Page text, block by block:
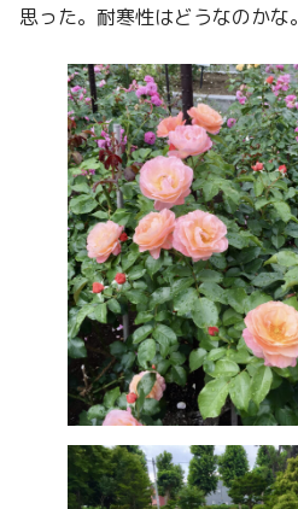
思った。耐寒性はどうなのかな。